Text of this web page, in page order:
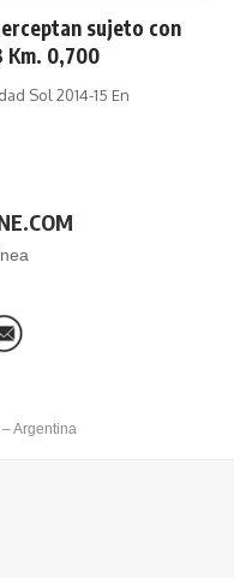
sujeto con
Km. 0,700
Sol 2014-15 En
Argentina